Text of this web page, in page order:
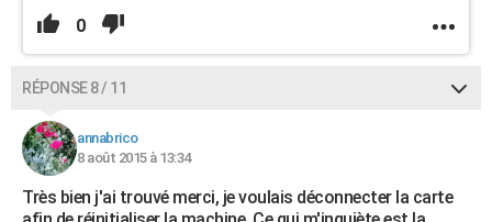
0
RÉPONSE 8 / 11
annabrico
8 août 2015 à 13:34
Très bien j'ai trouvé merci, je voulais déconnecter la carte